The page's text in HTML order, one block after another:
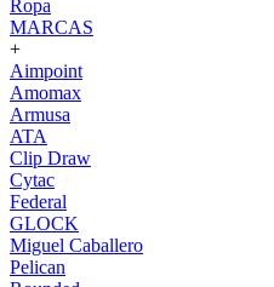
Ropa
MARCAS
+
Aimpoint
Amomax
Armusa
ATA
Clip Draw
Cytac
Federal
GLOCK
Miguel Caballero
Pelican